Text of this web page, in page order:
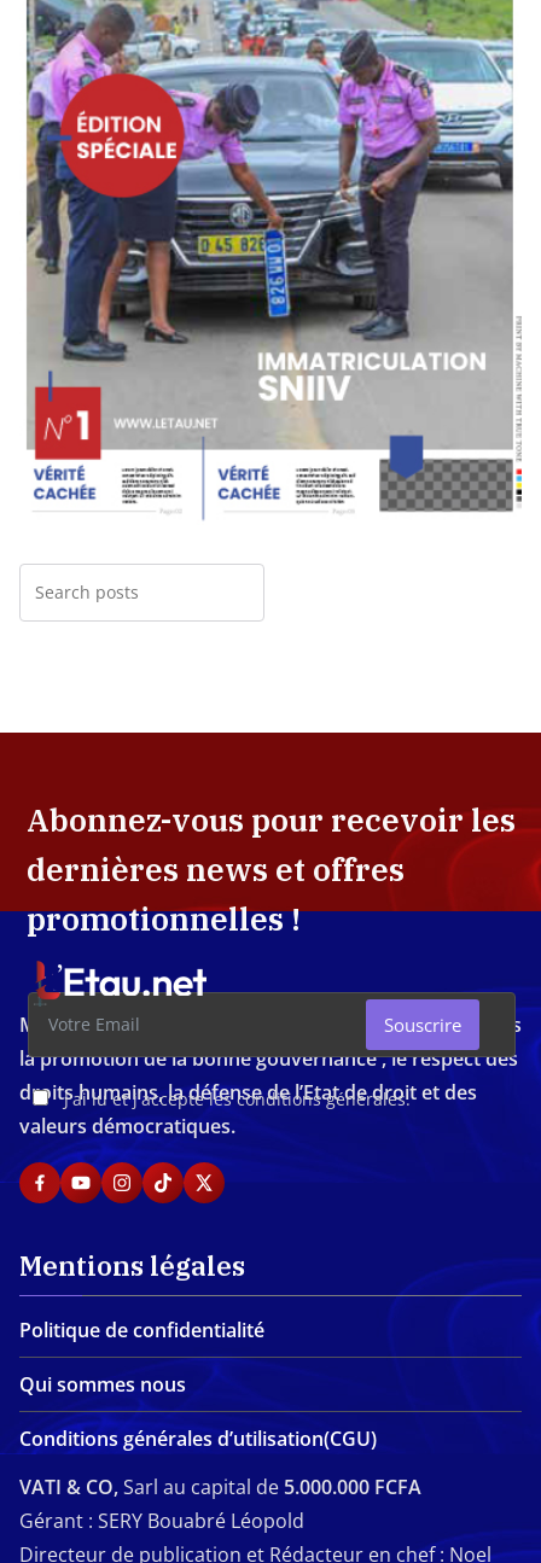
Abonnez-vous pour recevoir les
dernières news et offres
promotionnelles !
J'ai lu et j'accepte les conditions générales.
Souscrire
Média d'investigation ivoirien résolument engagé dans
la promotion de la bonne gouvernance , le respect des
droits humains, la défense de l’Etat de droit et des
valeurs démocratiques.
Mentions légales
Politique de confidentialité
Qui sommes nous
Conditions générales d’utilisation(CGU)
VATI & CO,Sarl au capital de 5.000.000 FCFA
Gérant : SERY Bouabré Léopold
Directeur de publication et Rédacteur en chef : Noel